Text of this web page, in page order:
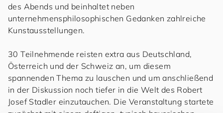
des Abends und beinhaltet neben
unternehmensphilosophischen Gedanken zahlreiche
Kunstausstellungen.
30 Teilnehmende reisten extra aus Deutschland,
Österreich und der Schweiz an, um diesem
spannenden Thema zu lauschen und um anschließend
in der Diskussion noch tiefer in die Welt des Robert
Josef Stadler einzutauchen. Die Veranstaltung startete